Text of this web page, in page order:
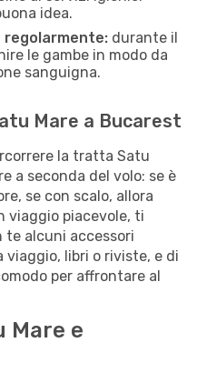
idea.
regolarmente: durante il
le gambe in modo da
sanguigna.
Mare a Bucarest
la tratta Satu
a seconda del volo: se è
se con scalo, allora
viaggio piacevole, ti
te alcuni accessori
viaggio, libri o riviste, e di
per affrontare al
Mare e